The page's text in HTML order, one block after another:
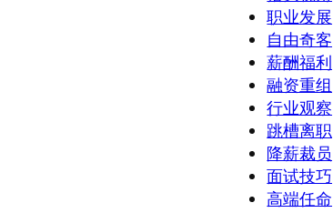
职业发展
自由奇客
薪酬福利
融资重组
行业观察
跳槽离职
降薪裁员
面试技巧
高端任命